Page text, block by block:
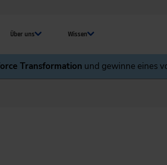
Über uns Wissen
Transformation und gewinne eines